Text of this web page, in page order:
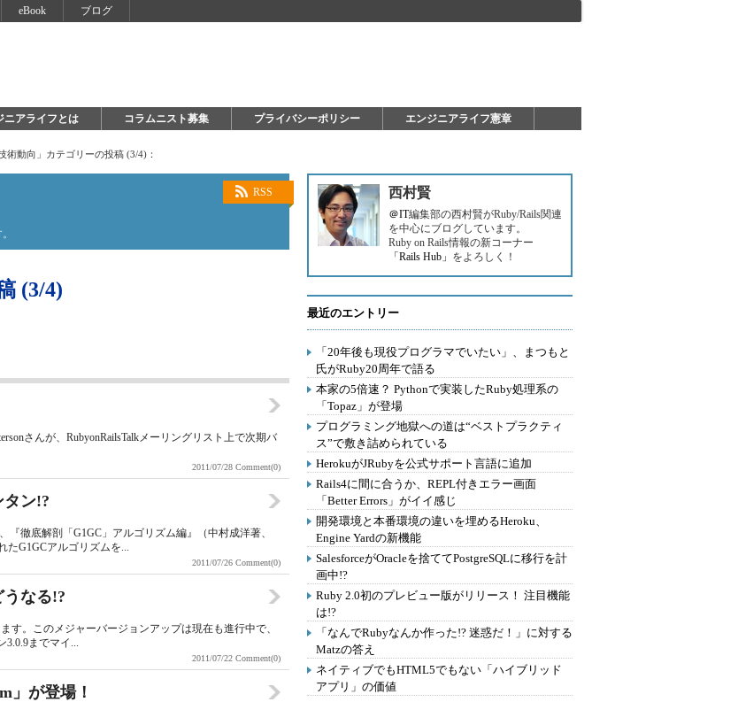
eBook ブログ
ニアライフとは コラムニスト募集 プライバシーポリシー エンジニアライフ憲章
技術動向」カテゴリーの投稿 (3/4)：
RSS
(3/4)
さんが、RubyonRailsTalkメーリングリスト上で次期バ
2011/07/28 Comment(0)
タン!?
徹底解剖「G1GC」アルゴリズム編』（中村成洋著、
たG1GCアルゴリズムを...
2011/07/26 Comment(0)
なる!?
す。このメジャーバージョンアップは現在も進行中で、
3.0.9までマイ...
2011/07/22 Comment(0)
」が登場！
西村賢
＠IT編集部の西村賢がRuby/Rails関連
を中心にブログしています。
Ruby on Rails情報の新コーナー
「Rails Hub」 をよろしく！
最近のエントリー
「20年後も現役プログラマでいたい」、まつもと
氏がRuby20周年で語る
本家の5倍速？ Pythonで実装したRuby処理系の
「Topaz」が登場
プログラミング地獄への道は“ベストプラクティ
ス”で敷き詰められている
HerokuがJRubyを公式サポート言語に追加
Rails4に間に合うか、REPL付きエラー画面
「Better Errors」がイイ感じ
開発環境と本番環境の違いを埋めるHeroku、
Engine Yardの新機能
SalesforceがOracleを捨ててPostgreSQLに移行を計
画中!?
Ruby 2.0初のプレビュー版がリリース！ 注目機能
は!?
「なんでRubyなんか作った!? 迷惑だ！」に対する
Matzの答え
ネイティブでもHTML5でもない「ハイブリッド
アプリ」の価値